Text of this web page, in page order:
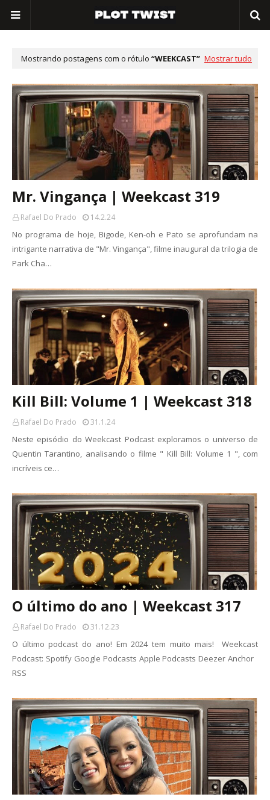
Mostrando postagens com o rótulo WEEKCAST Mostrar tudo
Mr. Vingança | Weekcast 319
Rafael Do Prado 14.2.24
No programa de hoje, Bigode, Ken-oh e Pato se aprofundam na
intrigante narrativa de "Mr. Vingança", filme inaugural da trilogia de
Park Cha…
Kill Bill: Volume 1 | Weekcast 318
Rafael Do Prado 31.1.24
Neste episódio do Weekcast Podcast exploramos o universo de
Quentin Tarantino, analisando o filme " Kill Bill: Volume 1 ", com
incríveis ce…
O último do ano | Weekcast 317
Rafael Do Prado 31.12.23
O último podcast do ano! Em 2024 tem muito mais! Weekcast
Podcast: Spotify Google Podcasts Apple Podcasts Deezer Anchor
RSS